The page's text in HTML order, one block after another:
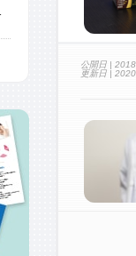
公開日 |
更新日 |